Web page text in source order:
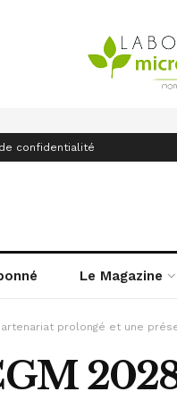
confidentialité
Le Magazine
partenariat prolongé et une